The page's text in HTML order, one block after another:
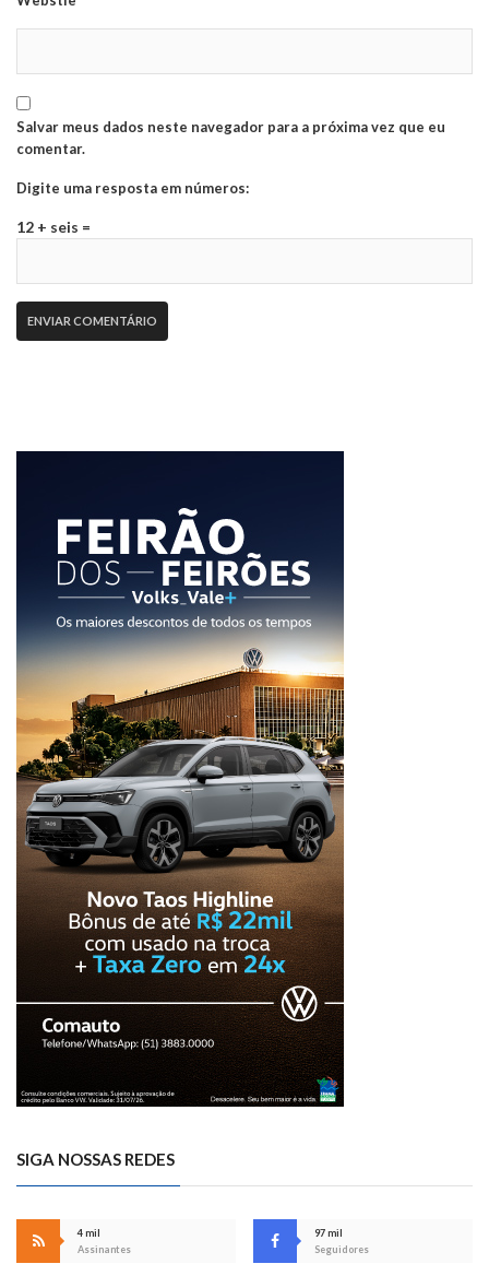
Salvar meus dados neste navegador para a próxima vez que eu
comentar.
Digite uma resposta em números:
12 + seis =
SIGA NOSSAS REDES
4 mil
Assinantes
97 mil
Seguidores